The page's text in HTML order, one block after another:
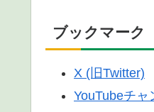
ブックマーク
X (旧Twitter)
YouTubeチャ